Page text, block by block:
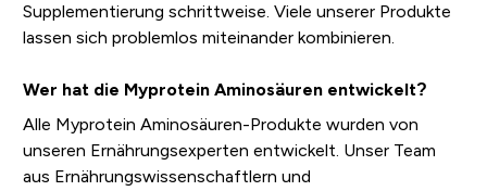
Supplementierung schrittweise. Viele unserer Produkte
lassen sich problemlos miteinander kombinieren.
Wer hat die Myprotein Aminosäuren entwickelt?
Alle Myprotein Aminosäuren-Produkte wurden von
unseren Ernährungsexperten entwickelt. Unser Team
aus Ernährungswissenschaftlern und